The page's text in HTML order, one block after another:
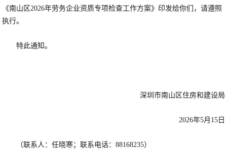
《南山区2026年劳务企业资质专项检查工作方案》印发给你们，请遵照
执行。
特此通知。
深圳市南山区住房和建设局
2026年5月15日
（联系人：任晓寒；联系电话：88168235）